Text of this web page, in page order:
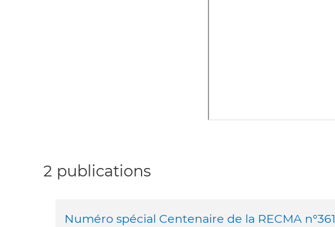
2 publications
Numéro spécial Centenaire de la RECMA n°361